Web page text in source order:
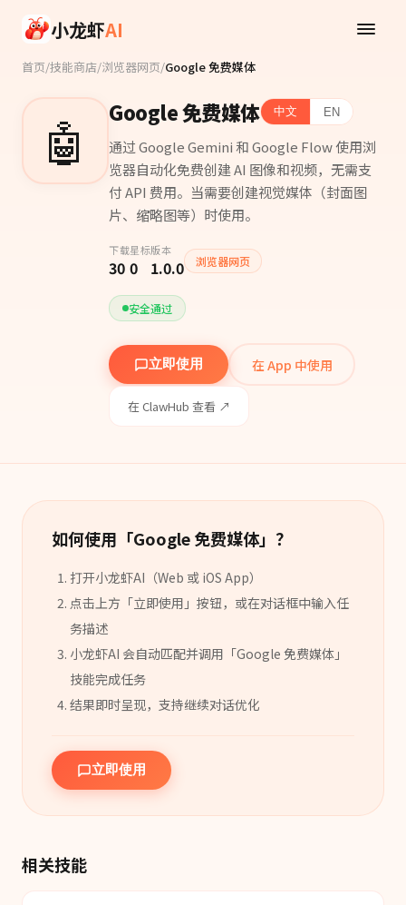
小龙虾AI
首页/技能商店/浏览器网页/Google 免费媒体
🤖 Google 免费媒体 中文 EN
通过 Google Gemini 和 Google Flow 使用浏
览器自动化免费创建 AI 图像和视频，无需支
付 API 费用。当需要创建视觉媒体（封面图
片、缩略图等）时使用。
下载
30
星标
0
版本
1.0.0 浏览器网页
安全通过
立即使用 在 App 中使用
在 ClawHub 查看 ↗
如何使用「Google 免费媒体」？
打开小龙虾AI（Web 或 iOS App）
点击上方「立即使用」按钮，或在对话框中输入任
务描述
小龙虾AI 会自动匹配并调用「Google 免费媒体 」
技能完成任务
结果即时呈现，支持继续对话优化
立即使用
相关技能